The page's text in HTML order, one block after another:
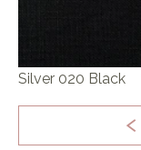
Silver 020 Black